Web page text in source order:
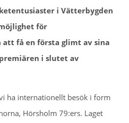
i Vätterbygden
för
få en första glimt av sina
i slutet av
ha internationellt besök i form
Hörsholm 79:ers. Laget